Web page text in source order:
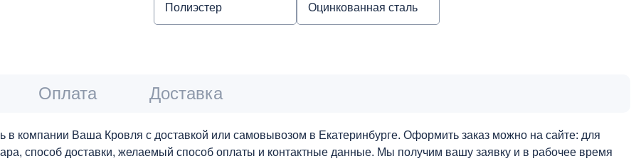
Полиэстер Оцинкованная сталь
Оплата Доставка
компании Ваша Кровля с доставкой или самовывозом в Екатеринбурге. Оформить заказ можно на сайте: для
способ доставки, желаемый способ оплаты и контактные данные. Мы получим вашу заявку и в рабочее время